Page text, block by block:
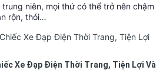
niên, mọi thứ có thể trở nên chậm
rộn, thói…
Xe Đạp Điện Thời Trang, Tiện Lợi Và